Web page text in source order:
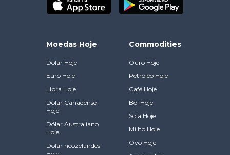
Moedas Hoje
Dólar Hoje
Euro Hoje
Libra Hoje
Dólar Canadense
Hoje
Dólar Australiano
Hoje
Dólar neozelandes
Commodities
Ouro Hoje
Petróleo Hoje
Café Hoje
Boi Hoje
Soja Hoje
Milho Hoje
Ovo Hoje